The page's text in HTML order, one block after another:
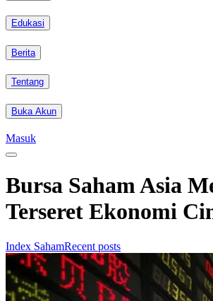
Edukasi
Berita
Tentang
Buka Akun
Masuk
Bursa Saham Asia
Terseret Ekonomi
Index SahamRecent posts